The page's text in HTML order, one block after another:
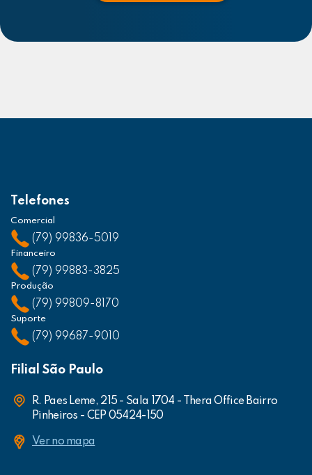
Telefones
Comercial
(79) 99836-5019
Financeiro
(79) 99883-3825
Produção
(79) 99809-8170
Suporte
(79) 99687-9010
Filial São Paulo
R. Paes Leme, 215 - Sala 1704 - Thera Office Bairro
Pinheiros - CEP 05424-150
Ver no mapa